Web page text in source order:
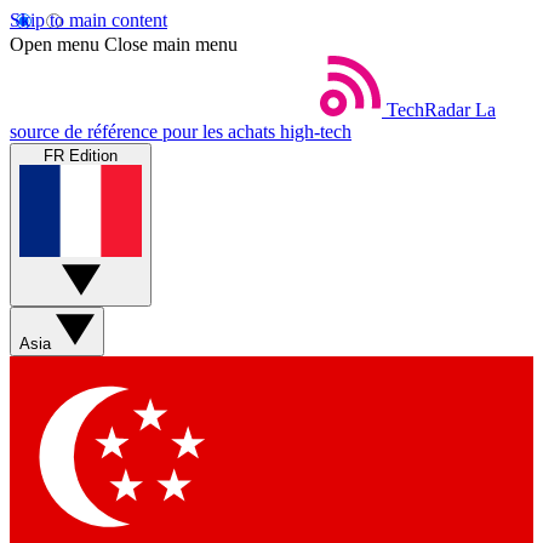
Skip to main content
Open menu Close main menu
TechRadar La
source de référence pour les achats high-tech
FR Edition
Asia